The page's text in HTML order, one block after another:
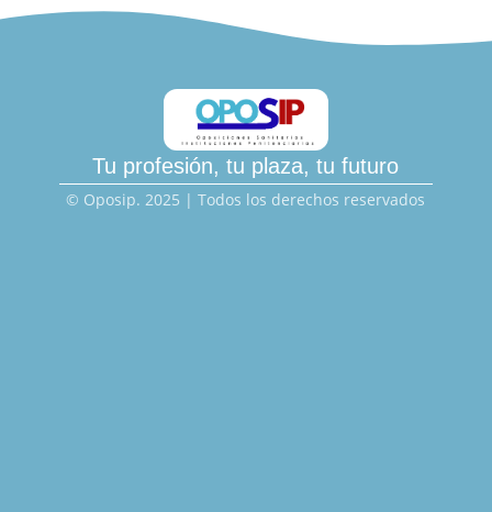
Tu profesión, tu plaza, tu futuro
© Oposip. 2025 | Todos los derechos reservados